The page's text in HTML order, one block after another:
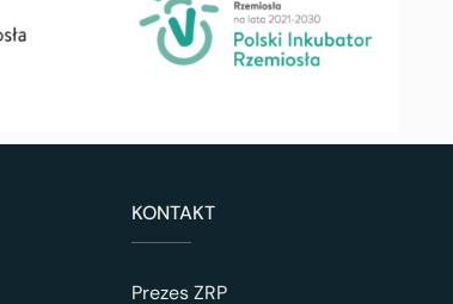
KONTAKT
Prezes ZRP